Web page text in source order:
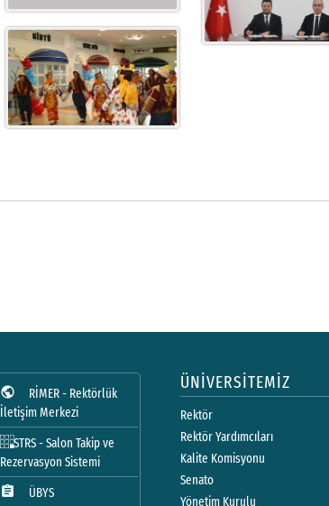
public
RİMER - Rektörlük
İletişim Merkezi
STRS - Salon Takip ve
Rezervasyon Sistemi
assignment
ÜBYS
ÜNİVERSİTEMİZ
Rektör
Rektör Yardımcıları
Kalite Komisyonu
Senato
Yönetim Kurulu